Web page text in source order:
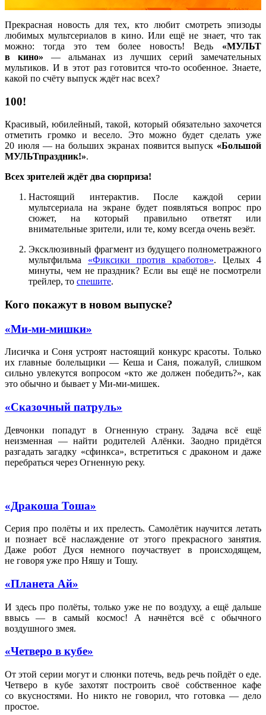
Прекрасная новость для тех, кто любит смотреть эпизоды
любимых мультсериалов в кино. Или ещё не знает, что так
можно: тогда это тем более новость! Ведь «МУЛЬТ
в кино» — альманах из лучших серий замечательных
мультиков. И в этот раз готовится что-то особенное. Знаете,
какой по счёту выпуск ждёт нас всех?
100!
Красивый, юбилейный, такой, который обязательно захочется
отметить громко и весело. Это можно будет сделать уже
20 июля — на больших экранах появится выпуск «Большой
МУЛЬТпраздник!».
Всех зрителей ждёт два сюрприза!
Настоящий интерактив. После каждой серии
мультсериала на экране будет появляться вопрос про
сюжет, на который правильно ответят или
внимательные зрители, или те, кому всегда очень везёт.
Эксклюзивный фрагмент из будущего полнометражного
мультфильма «Фиксики против кработов». Целых 4
минуты, чем не праздник? Если вы ещё не посмотрели
трейлер, то спешите.
Кого покажут в новом выпуске?
«Ми-ми-мишки»
Лисичка и Соня устроят настоящий конкурс красоты. Только
их главные болельщики — Кеша и Саня, пожалуй, слишком
сильно увлекутся вопросом «кто же должен победить?», как
это обычно и бывает у Ми-ми-мишек.
«Сказочный патруль»
Девчонки попадут в Огненную страну. Задача всё ещё
неизменная — найти родителей Алёнки. Заодно придётся
разгадать загадку «сфинкса», встретиться с драконом и даже
перебраться через Огненную реку.
«Дракоша Тоша»
Серия про полёты и их прелесть. Самолётик научится летать
и познает всё наслаждение от этого прекрасного занятия.
Даже робот Дуся немного поучаствует в происходящем,
не говоря уже про Няшу и Тошу.
«Планета Ай»
И здесь про полёты, только уже не по воздуху, а ещё дальше
ввысь — в самый космос! А начнётся всё с обычного
воздушного змея.
«Четверо в кубе»
От этой серии могут и слюнки потечь, ведь речь пойдёт о еде.
Четверо в кубе захотят построить своё собственное кафе
со вкусностями. Но никто не говорил, что готовка — дело
простое.